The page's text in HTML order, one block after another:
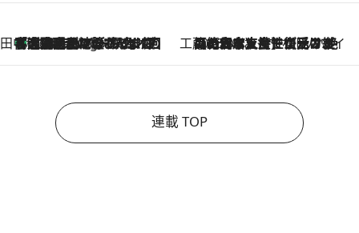
田中稲の勝手に再ブーム
5 Hours Ago
「湘南乃風に憧れて」観客大盛上がりの“タオル回し”に、ラッパー顔負けの高速歌唱まで…さだまさし（74）のアグレッシブすぎる現在地 工藤まやのおもてなしハワイ
2026.8.6
【ハワイ土産】ローカルの絶大な支持で復活！ 絶品の幻クッキー《元ファンの日本人女性が受け継いだ名店》
連載 TOP